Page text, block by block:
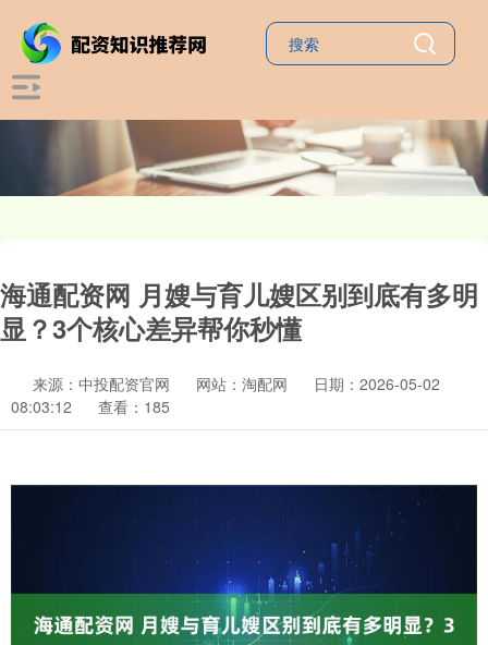
海通配资网 月嫂与育儿嫂区别到底有多明
显？3个核心差异帮你秒懂
来源：中投配资官网 网站：淘配网
日期：2026-05-02
08:03:12
查看：185